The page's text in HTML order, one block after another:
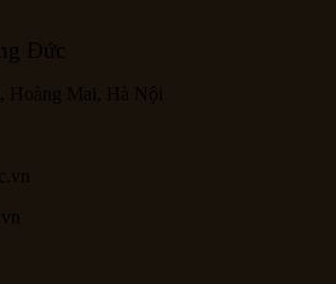
Đức
Mai, Hà Nội